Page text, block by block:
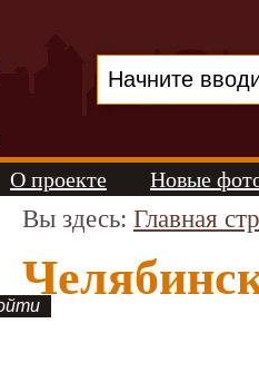
О проекте Новые
Вы здесь: Главная